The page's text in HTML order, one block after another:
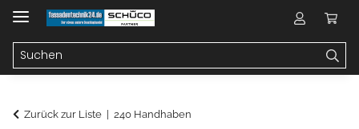
Zurück zur Liste 240 Handhaben